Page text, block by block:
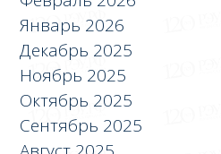
Январь 2026
Декабрь 2025
Ноябрь 2025
Октябрь 2025
Сентябрь 2025